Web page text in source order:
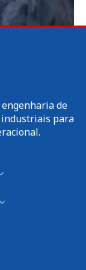
de
industriais para